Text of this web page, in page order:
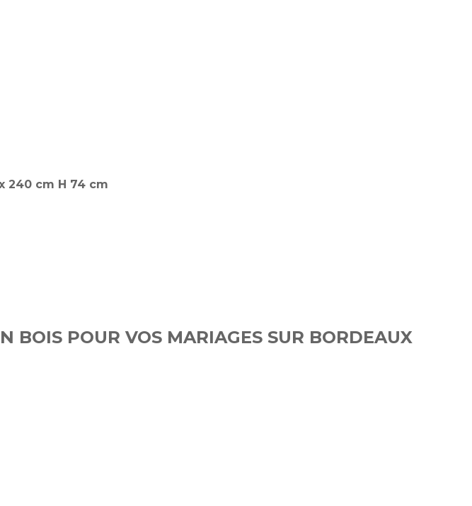
BOIS POUR VOS MARIAGES SUR BORDEAUX